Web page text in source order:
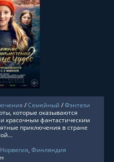
ОНЛАЙН
/Семейный /Фэнтези
которые оказываются
красочным фантастическим
приключения в стране
Норвегия, Финляндия